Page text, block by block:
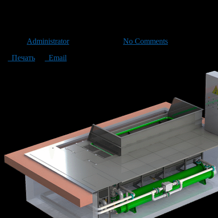
Administrator/ 26.11.2025 / No Comments
Печать
Email